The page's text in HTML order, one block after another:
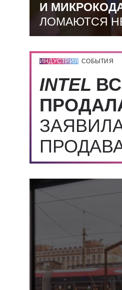
И
ЛОМАЮТСЯ
ИНДУСТРИЯ СОБЫТИЯ
INTEL